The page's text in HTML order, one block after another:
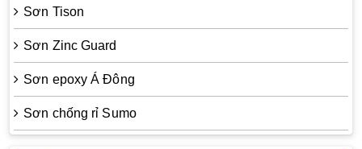
Sơn Tison
Sơn Zinc Guard
Sơn epoxy Á Đông
Sơn chống rỉ Sumo